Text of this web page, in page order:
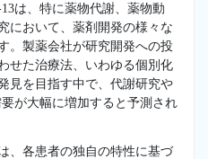
は、特に薬物代謝、薬物動
において、薬剤開発の様々な
。製薬会社が研究開発への投
せた治療法、いわゆる個別化
見を目指す中で、代謝研究や
が大幅に増加すると予測され
、各患者の独自の特性に基づ